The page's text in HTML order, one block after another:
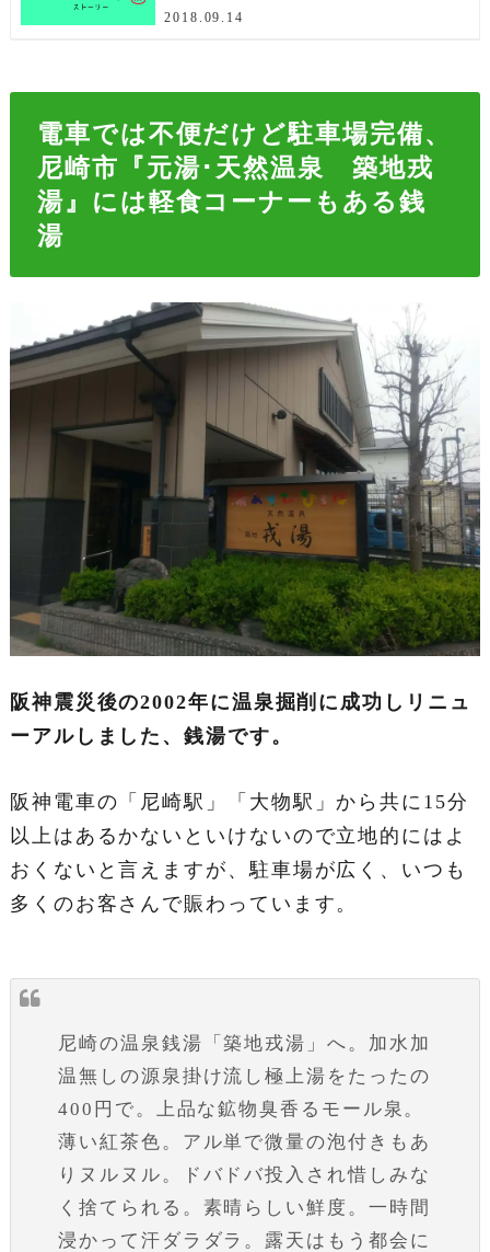
2018.09.14
電車では不便だけど駐車場完備、
尼崎市『元湯･天然温泉 築地戎
湯』には軽食コーナーもある銭
湯
阪神震災後の2002年に温泉掘削に成功しリニュ
ーアルしました、銭湯です。
阪神電車の「尼崎駅」「大物駅」から共に15分
以上はあるかないといけないので立地的にはよ
おくないと言えますが、駐車場が広く、いつも
多くのお客さんで賑わっています。
尼崎の温泉銭湯「築地戎湯」へ。加水加
温無しの源泉掛け流し極上湯をたったの
400円で。上品な鉱物臭香るモール泉。
薄い紅茶色。アル単で微量の泡付きもあ
りヌルヌル。ドバドバ投入され惜しみな
く捨てられる。素晴らしい鮮度。一時間
浸かって汗ダラダラ。露天はもう都会に